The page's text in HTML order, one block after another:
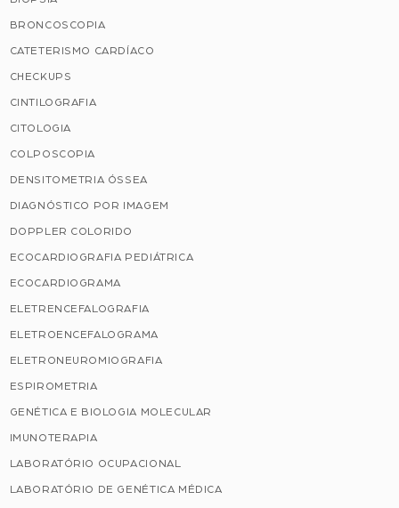
BRONCOSCOPIA
CATETERISMO CARDÍACO
CHECKUPS
CINTILOGRAFIA
CITOLOGIA
COLPOSCOPIA
DENSITOMETRIA ÓSSEA
DIAGNÓSTICO POR IMAGEM
DOPPLER COLORIDO
ECOCARDIOGRAFIA PEDIÁTRICA
ECOCARDIOGRAMA
ELETRENCEFALOGRAFIA
ELETROENCEFALOGRAMA
ELETRONEUROMIOGRAFIA
ESPIROMETRIA
GENÉTICA E BIOLOGIA MOLECULAR
IMUNOTERAPIA
LABORATÓRIO OCUPACIONAL
LABORATÓRIO DE GENÉTICA MÉDICA